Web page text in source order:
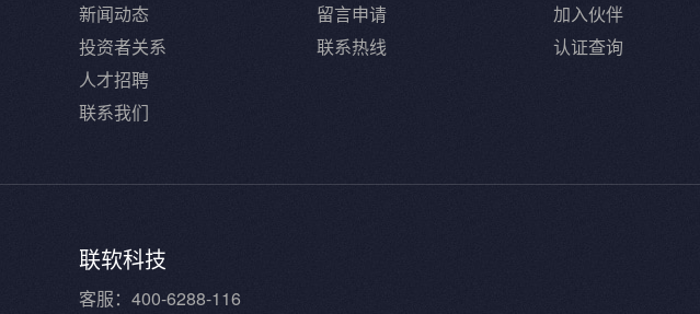
新闻动态
投资者关系
人才招聘
联系我们
留言申请
联系热线
加入伙伴
认证查询
联软科技
客服：400-6288-116